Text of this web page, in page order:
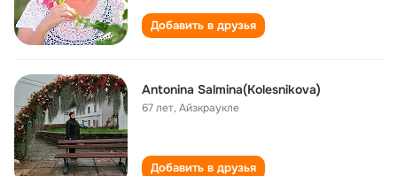
Добавить в друзья
Antonina Salmina(Kolesnikova)
67 лет,Айзкраукле
Добавить в друзья